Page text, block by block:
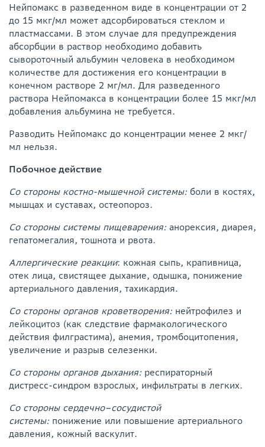
Нейпомакс в разведенном виде в концентрации от 2
до 15 мкг/мл может адсорбироваться стеклом и
пластмассами. В этом случае для предупреждения
абсорбции в раствор необходимо добавить
сывороточный альбумин человека в необходимом
количестве для достижения его концентрации в
конечном растворе 2 мг/мл. Для разведенного
раствора Нейпомакса в концентрации более 15 мкг/мл
добавления альбумина не требуется.
Разводить Нейпомакс до концентрации менее 2 мкг/
мл нельзя.
Побочное действие
Со стороны костно-мышечной системы: боли в костях,
мышцах и суставах, остеопороз.
Со стороны системы пищеварения: анорексия, диарея,
гепатомегалия, тошнота и рвота.
Аллергические реакции: кожная сыпь, крапивница,
отек лица, свистящее дыхание, одышка, понижение
артериального давления, тахикардия.
Со стороны органов кроветворения: нейтрофилез и
лейкоцитоз (как следствие фармакологического
действия филграстима), анемия, тромбоцитопения,
увеличение и разрыв селезенки.
Со стороны органов дыхания: респираторный
дистресс-синдром взрослых, инфильтраты в легких.
Со стороны сердечно–сосудистой
системы: понижение или повышение артериального
давления, кожный васкулит.